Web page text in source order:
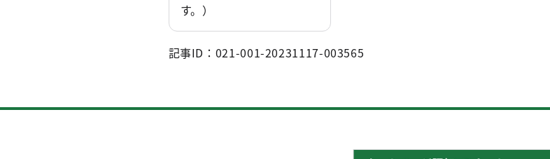
す。）
記事ID：021-001-20231117-003565